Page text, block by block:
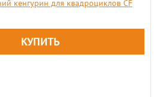
кенгурин для квадроциклов CF